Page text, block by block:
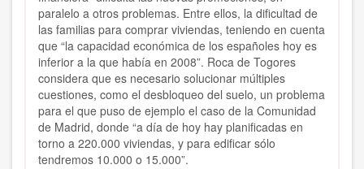
paralelo a otros problemas. Entre ellos, la dificultad de
las familias para comprar viviendas, teniendo en cuenta
que “la capacidad económica de los españoles hoy es
inferior a la que había en 2008”. Roca de Togores
considera que es necesario solucionar múltiples
cuestiones, como el desbloqueo del suelo, un problema
para el que puso de ejemplo el caso de la Comunidad
de Madrid, donde “a día de hoy hay planificadas en
torno a 220.000 viviendas, y para edificar sólo
tendremos 10.000 o 15.000”.